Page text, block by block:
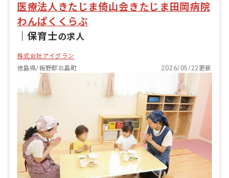
医療法人きたじま倚山会きたじま田岡病院
わんぱくくらぶ
保育士の求人
株式会社アイグラン
徳島県/板野郡北島町
2026/05/22更新